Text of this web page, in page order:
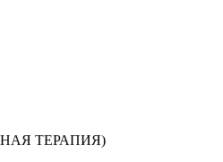
ТЕРАПИЯ)